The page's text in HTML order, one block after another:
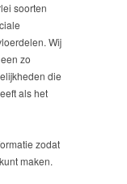
soorten
Wij
zo
die
als het
zodat
maken.